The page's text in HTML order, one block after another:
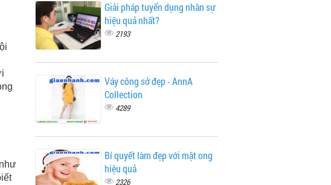
Giải pháp tuyển dụng nhân sự
hiệu quả nhất?
2193
Váy công sở đẹp - AnnA
Collection
4289
Bí quyết làm đẹp với mật ong
hiệu quả
2326